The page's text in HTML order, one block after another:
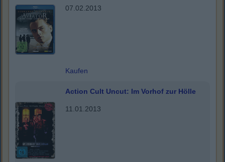
07.02.2013
Kaufen
Action Cult Uncut: Im Vorhof zur Hölle
11.01.2013